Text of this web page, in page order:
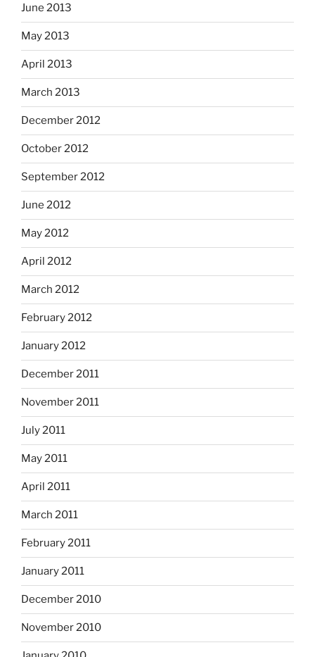
June 2013
May 2013
April 2013
March 2013
December 2012
October 2012
September 2012
June 2012
May 2012
April 2012
March 2012
February 2012
January 2012
December 2011
November 2011
July 2011
May 2011
April 2011
March 2011
February 2011
January 2011
December 2010
November 2010